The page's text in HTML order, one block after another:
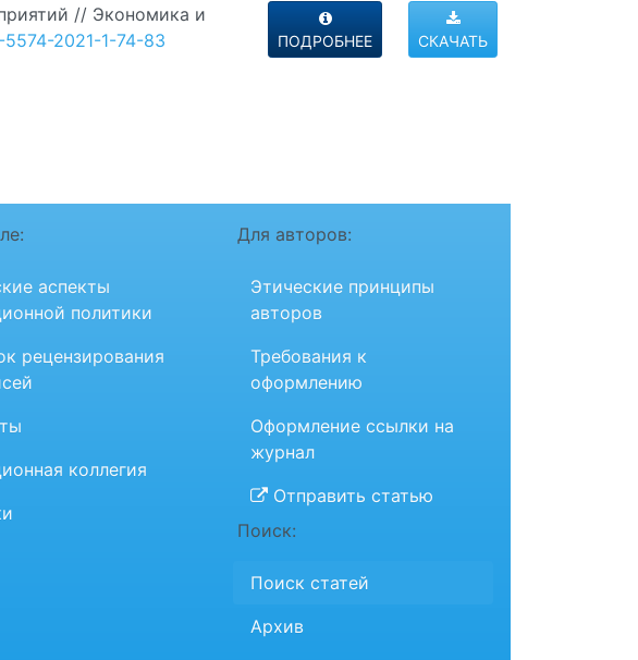
// Экономика и
2021-1-74-83 ПОДРОБНЕЕ СКАЧАТЬ
аспекты
политики
рецензирования
коллегия
Для авторов:
Этические принципы
авторов
Требования к
оформлению
Оформление ссылки на
журнал
Отправить статью
Поиск:
Поиск статей
Архив